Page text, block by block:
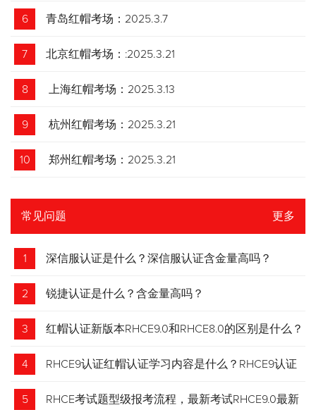
6 青岛红帽考场：2025.3.7
7 北京红帽考场：:2025.3.21
8 上海红帽考场：2025.3.13
9 杭州红帽考场：2025.3.21
10 郑州红帽考场：2025.3.21
常见问题 更多
1 深信服认证是什么？深信服认证含金量高吗？
2 锐捷认证是什么？含金量高吗？
3 红帽认证新版本RHCE9.0和RHCE8.0的区别是什么？
4 RHCE9认证红帽认证学习内容是什么？RHCE9认证
介绍
5 RHCE考试题型级报考流程，最新考试RHCE9.0最新